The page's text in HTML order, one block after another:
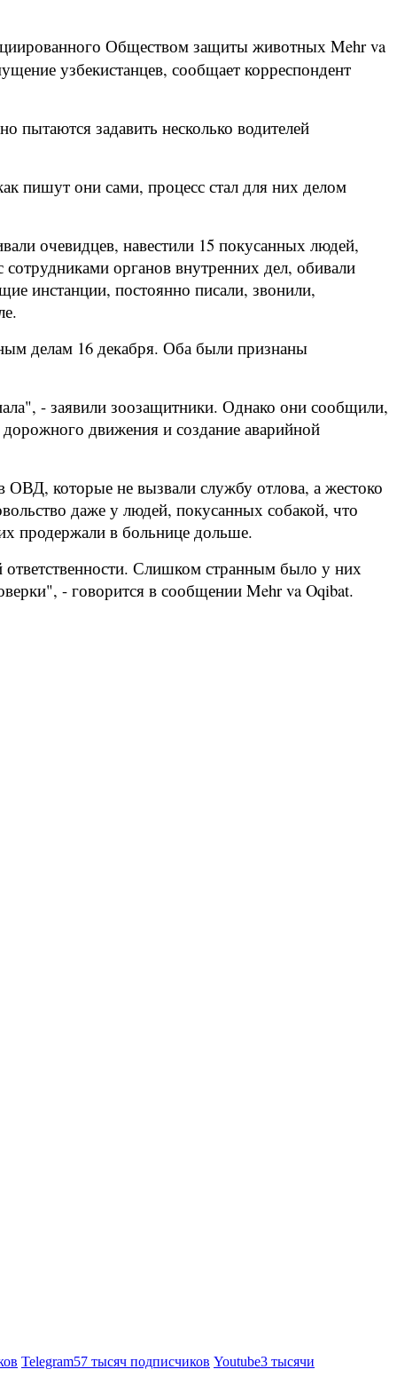
Обществом защиты животных Mehr va
узбекистанцев, сообщает корреспондент
пытаются задавить несколько водителей
пишут они сами, процесс стал для них делом
очевидцев, навестили 15 покусанных людей,
органов внутренних дел, обивали
инстанции, постоянно писали, звонили,
делам 16 декабря. Оба были признаны
- заявили зоозащитники. Однако они сообщили,
движения и создание аварийной
ОВД, которые не вызвали службу отлова, а жестоко
даже у людей, покусанных собакой, что
продержали в больнице дольше.
Слишком странным было у них
- говорится в сообщении Mehr va Oqibat.
Telegram57 тысяч подписчиков Youtube3 тысячи